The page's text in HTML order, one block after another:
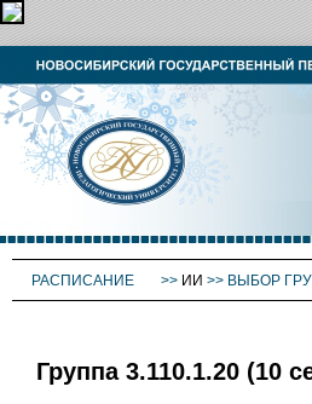
РАСПИСАНИЕ >> ИИ >> ВЫБОР
Группа 3.110.1.20 (10